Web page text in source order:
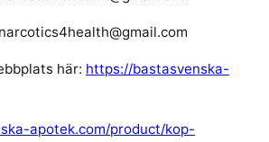
här: https://bastasvenska-
apotek.com/product/kop-